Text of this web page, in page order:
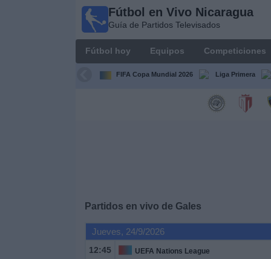
Fútbol en Vivo Nicaragua
Guía de Partidos Televisados
Fútbol hoy Equipos Competiciones
FIFA Copa Mundial 2026 Liga Primera
Partidos en vivo de Gales
Jueves, 24/9/2026
12:45
UEFA Nations League
Fútbol en
Nicaragua